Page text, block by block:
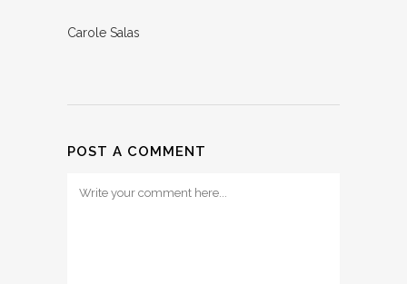
Carole Salas
POST A COMMENT